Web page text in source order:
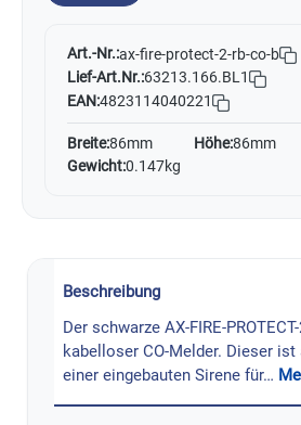
Art.-Nr.:ax-fire-protect-2-rb-co-b
Lief-Art.Nr.:63213.166.BL1
EAN:4823114040221
Breite:86mm Höhe:86mm
Gewicht:0.147kg
Beschreibung
Der schwarze AX-FIRE-
kabelloser CO-Melder. Dieser
einer eingebauten Sirene für…